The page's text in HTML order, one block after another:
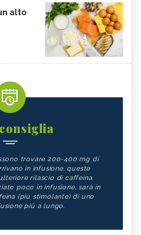
alto
trovare 200-400 mg di
in infusione, queste
rilascio di caffeina.
poco in infusione, sarà in
(più stimolante) di uno
più a lungo.